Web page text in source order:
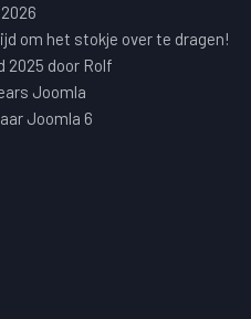
om het stokje over te dragen!
2025 door Rolf
Joomla
Joomla 6